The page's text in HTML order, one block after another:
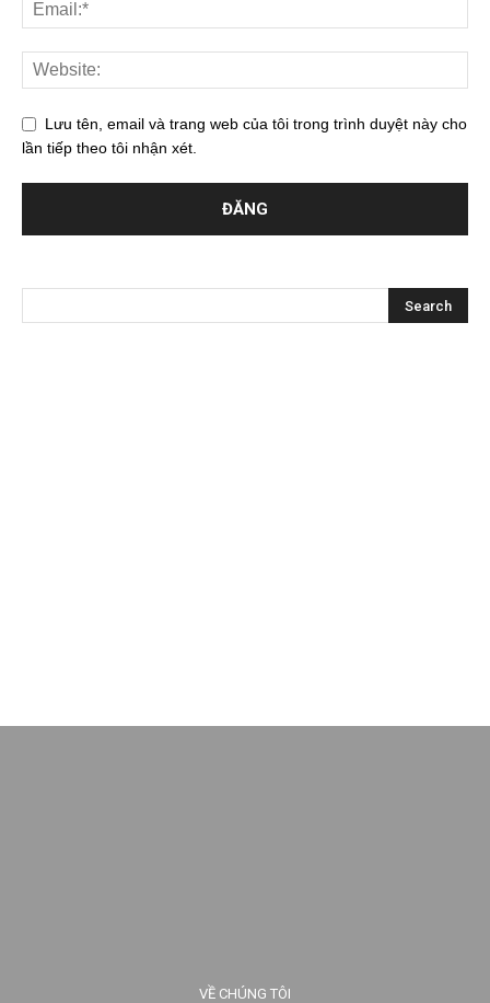
Lưu tên, email và trang web của tôi trong trình duyệt này cho
lần tiếp theo tôi nhận xét.
VỀ CHÚNG TÔI